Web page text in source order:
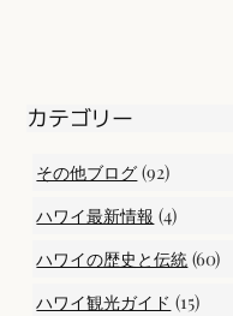
カテゴリー
その他ブログ (92)
ハワイ最新情報 (4)
ハワイの歴史と伝統 (60)
ハワイ観光ガイド (15)